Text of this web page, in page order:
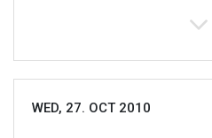
WED, 27. OCT 2010